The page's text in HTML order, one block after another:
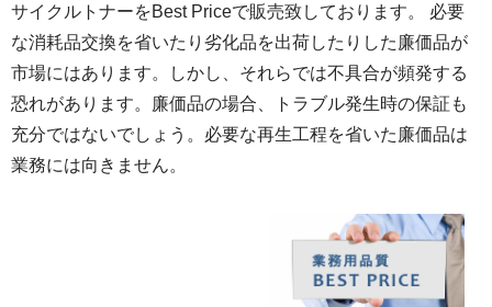
サイクルトナーをBest Priceで販売致しております。 必要
な消耗品交換を省いたり劣化品を出荷したりした廉価品が
市場にはあります。しかし、それらでは不具合が頻発する
恐れがあります。廉価品の場合、トラブル発生時の保証も
充分ではないでしょう。必要な再生工程を省いた廉価品は
業務には向きません。